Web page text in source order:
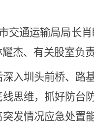
交通运输局局长
杰、有关股室负
入圳头前桥、路
思维，抓好防台
发情况应急处置